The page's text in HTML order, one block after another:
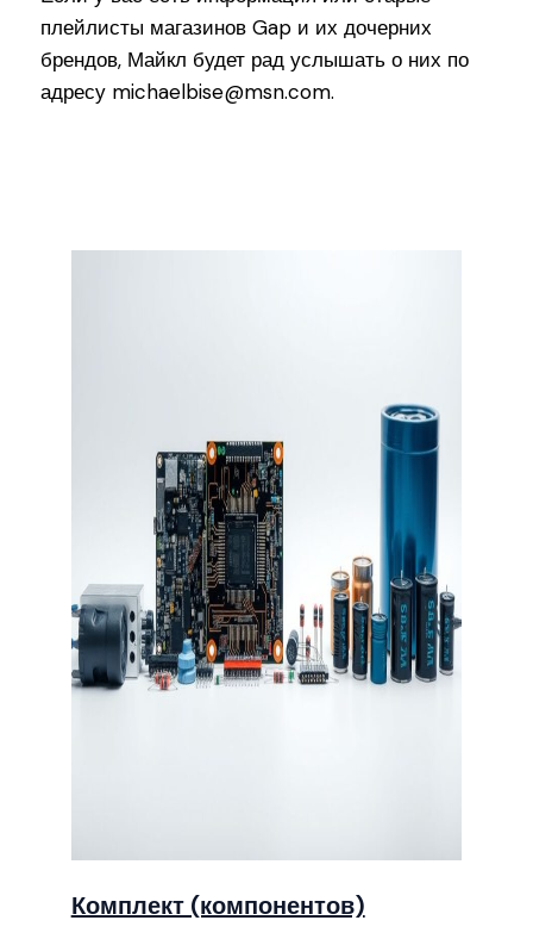
плейлисты магазинов Gap и их дочерних
брендов, Майкл будет рад услышать о них по
адресу michaelbise@msn.com.
Комплект (компонентов)